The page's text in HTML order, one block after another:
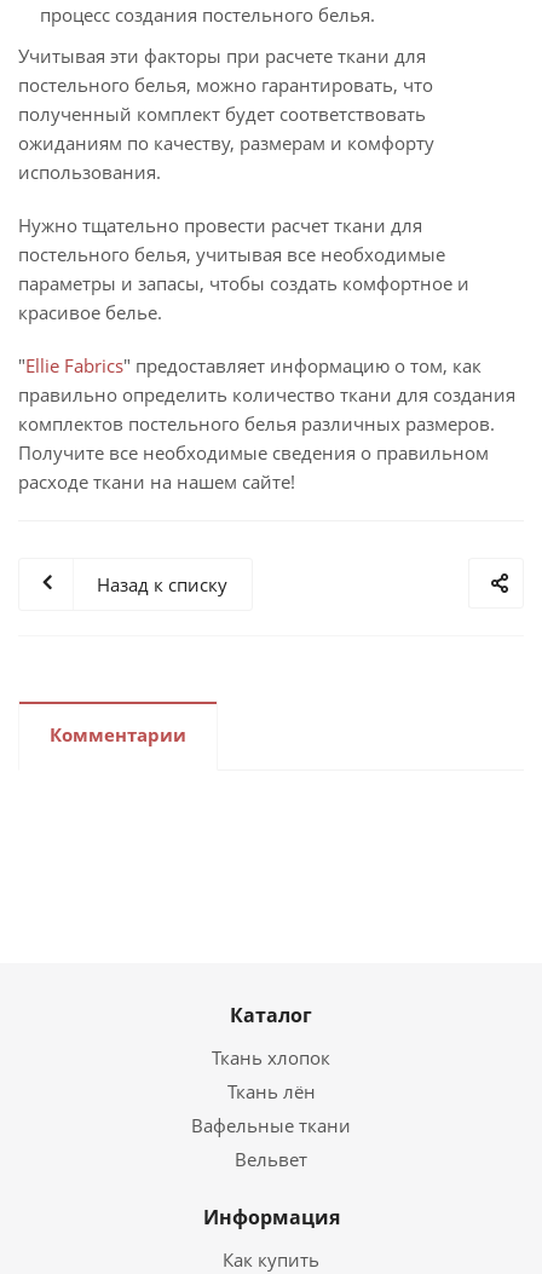
процесс создания постельного белья.
Учитывая эти факторы при расчете ткани для
постельного белья, можно гарантировать, что
полученный комплект будет соответствовать
ожиданиям по качеству, размерам и комфорту
использования.
Нужно тщательно провести расчет ткани для
постельного белья, учитывая все необходимые
параметры и запасы, чтобы создать комфортное и
красивое белье.
"Ellie Fabrics" предоставляет информацию о том, как
правильно определить количество ткани для создания
комплектов постельного белья различных размеров.
Получите все необходимые сведения о правильном
расходе ткани на нашем сайте!
Назад к списку
Комментарии
Каталог
Ткань хлопок
Ткань лён
Вафельные ткани
Вельвет
Информация
Как купить